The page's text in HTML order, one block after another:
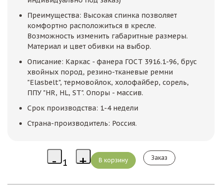
Преимущества: Высокая спинка позволяет
комфортно расположиться в кресле.
Возможность изменить габаритные размеры.
Материал и цвет обивки на выбор.
Описание: Каркас - фанера ГОСТ 3916.1-96, брус
хвойных пород, резино-тканевые ремни
"Elasbelt", термовойлок, холофайбер, сорель,
ППУ "HR, HL, ST". Опоры - массив.
Срок производства: 1-4 недели
Страна-производитель: Россия.
Заказ